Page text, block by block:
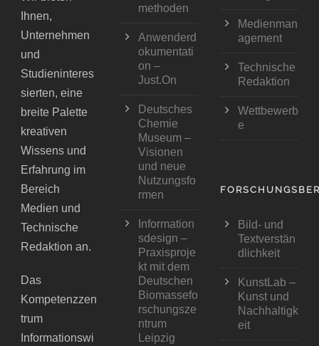
Ihnen,
Unternehmen
und
Studieninteres
sierten, eine
breite Palette
kreativen
Wissens und
Erfahrung im
Bereich
Medien und
Technische
Redaktion an.
Das
Kompetenzzen
trum
Informationswi
methoden
Anwenderd
okumentati
on –
Just.On
Deutsches
Chemie
Museum –
Visionen
und neue
Nutzungsfo
rmen
Information
sdesign –
Praxisproje
kt mit dem
Deutschen
Biomassefo
rschungsze
ntrum
Leipzig
Medienman
agement
Technische
Redaktion
Wettbewerb
e
Bild- und
Textverstän
dlichkeit
KunstLab –
Kunst und
Nachhaltigk
eit